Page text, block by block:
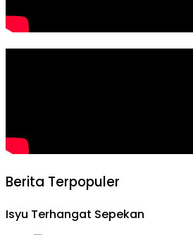
Berita Terpopuler
Isyu Terhangat Sepekan